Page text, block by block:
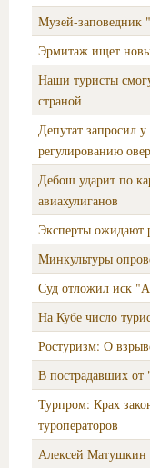
Музей-заповедник
Эрмитаж ищет
Наши туристы
страной
Депутат запросил
регулированию
Дебош ударит по
авиахулиганов
Эксперты ожидают
Минкультуры
Суд отложил иск
На Кубе число
Ростуризм: О
В пострадавших от
Турпром: Крах
туроператоров
Алексей Матушкин